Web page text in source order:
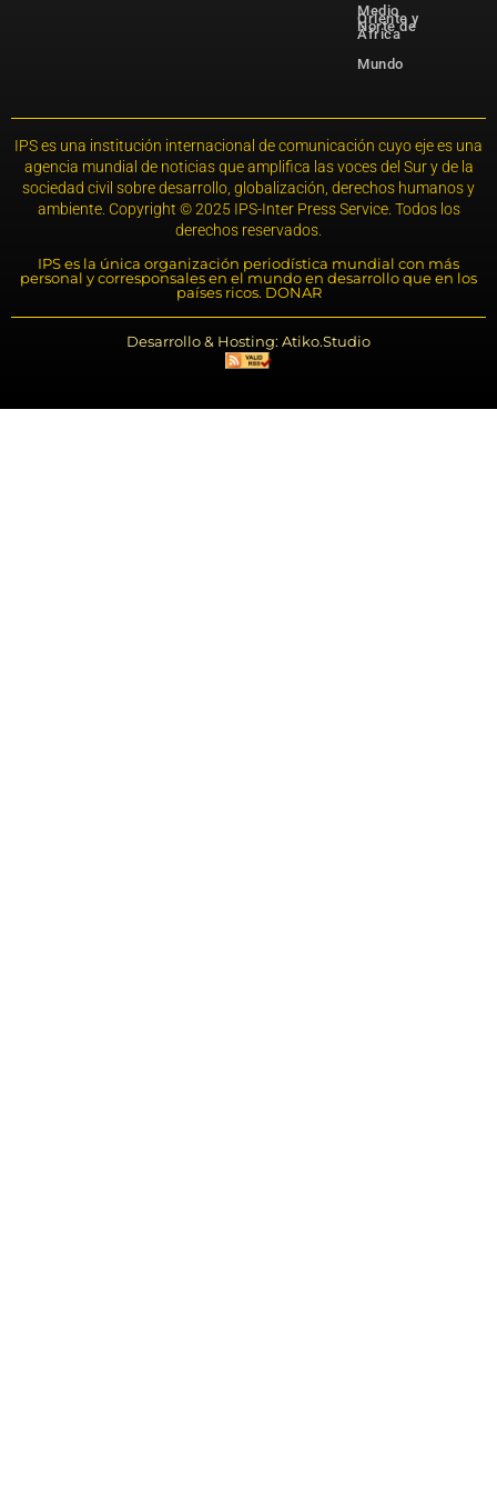
Medio
Oriente y
Norte de
África
Mundo
IPS es una institución internacional de comunicación cuyo eje es una
agencia mundial de noticias que amplifica las voces del Sur y de la
sociedad civil sobre desarrollo, globalización, derechos humanos y
ambiente. Copyright © 2025 IPS-Inter Press Service. Todos los
derechos reservados.
IPS es la única organización periodística mundial con más
personal y corresponsales en el mundo en desarrollo que en los
países ricos. DONAR
Desarrollo & Hosting: Atiko.Studio